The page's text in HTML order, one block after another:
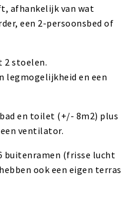
afhankelijk van wat
een 2-persoonsbed of
2 stoelen.
legmogelijkheid en een
en toilet (+/- 8m2) plus
een ventilator.
buitenramen (frisse lucht
ook een eigen terras